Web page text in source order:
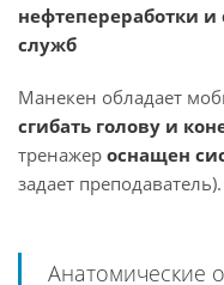
нефтепереработки
служб
Манекен обладает
сгибать голову и
тренажер оснащен
задает преподаватель).
Анатомические